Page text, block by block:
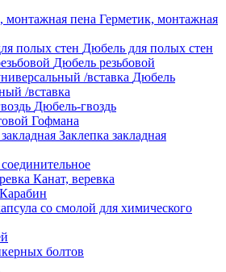
Герметик, монтажная
Дюбель для полых стен
Дюбель резьбовой
Дюбель
/вставка
Дюбель-гвоздь
Гофмана
Заклепка закладная
Канат, веревка
Карабин
со смолой для химического
болтов